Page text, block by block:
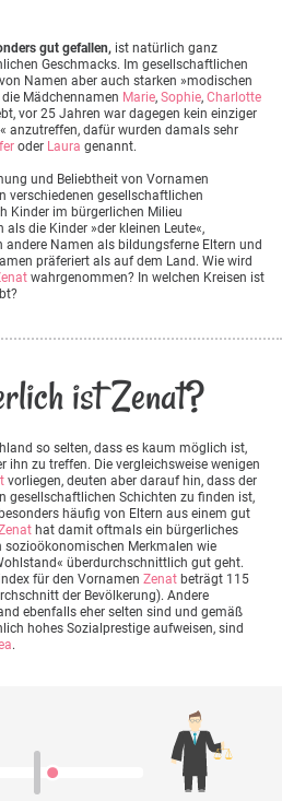
gut gefallen, ist natürlich ganz
Geschmacks. Im gesellschaftlichen
Namen aber auch starken »modischen
Mädchennamen Marie, Sophie, Charlotte
vor 25 Jahren war dagegen kein einziger
anzutreffen, dafür wurden damals sehr
oder Laura genannt.
und Beliebtheit von Vornamen
verschiedenen gesellschaftlichen
Kinder im bürgerlichen Milieu
die Kinder »der kleinen Leute«,
andere Namen als bildungsferne Eltern und
präferiert als auf dem Land. Wie wird
wahrgenommen? In welchen Kreisen ist
ist Zenat?
so selten, dass es kaum möglich ist,
ihn zu treffen. Die vergleichsweise wenigen
vorliegen, deuten aber darauf hin, dass der
gesellschaftlichen Schichten zu finden ist,
häufig von Eltern aus einem gut
hat damit oftmals ein bürgerliches
sozioökonomischen Merkmalen wie
überdurchschnittlich gut geht.
für den Vornamen Zenat beträgt 115
der Bevölkerung). Andere
ebenfalls eher selten sind und gemäß
hohes Sozialprestige aufweisen, sind
.